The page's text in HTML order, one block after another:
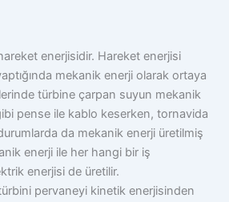
enerjisidir. Hareket enerjisi
mekanik enerji olarak ortaya
türbine çarpan suyun mekanik
pense ile kablo keserken, tornavida
da mekanik enerji üretilmiş
enerji ile her hangi bir iş
enerjisi de üretilir.
pervaneyi kinetik enerjisinden